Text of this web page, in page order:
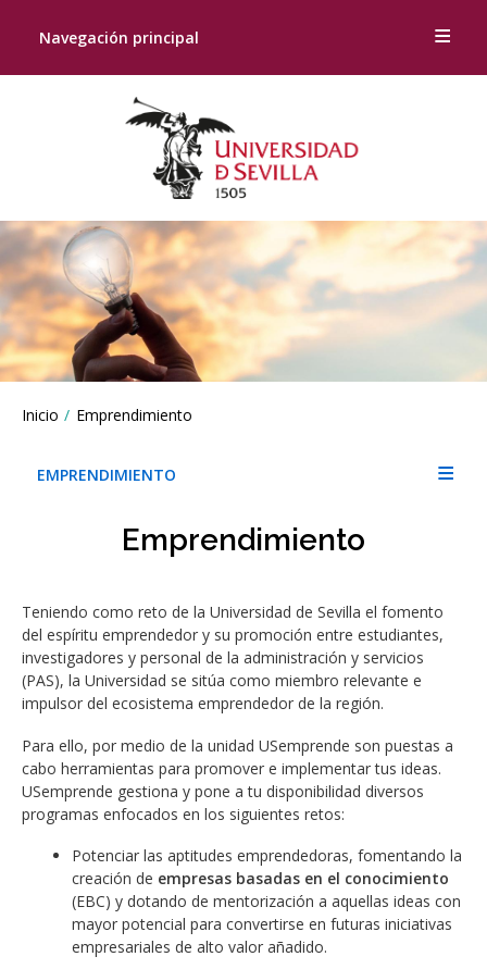
Navegación principal
Breadcrumbs
You
Inicio Emprendimiento
EMPRENDIMIENTO
Emprendimiento
Teniendo como reto de la Universidad de Sevilla el fomento
del espíritu emprendedor y su promoción entre estudiantes,
investigadores y personal de la administración y servicios
(PAS), la Universidad se sitúa como miembro relevante e
impulsor del ecosistema emprendedor de la región.
Para ello, por medio de la unidad USemprende son puestas a
cabo herramientas para promover e implementar tus ideas.
USemprende gestiona y pone a tu disponibilidad diversos
programas enfocados en los siguientes retos:
Potenciar las aptitudes emprendedoras, fomentando la
creación de empresas basadas en el conocimiento
(EBC) y dotando de mentorización a aquellas ideas con
mayor potencial para convertirse en futuras iniciativas
empresariales de alto valor añadido.